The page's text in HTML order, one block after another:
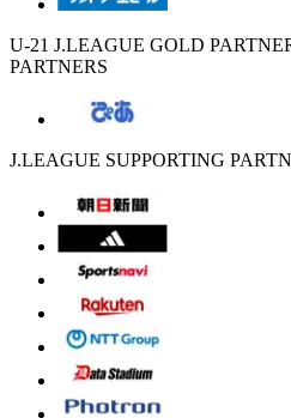
U-21 J.LEAGUE GOLD
PARTNERS
J.LEAGUE SUPPORTING